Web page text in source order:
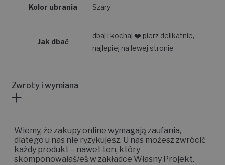
Kolor ubrania Szary
Jak dbać
dbaj i kochaj ❤️ pierz delikatnie,
najlepiej na lewej stronie
Zwroty i wymiana
Wiemy, że zakupy online wymagają zaufania,
dlatego u nas nie ryzykujesz. U nas możesz zwrócić
każdy produkt – nawet ten, który
skomponowałaś/eś w zakładce Własny Projekt.